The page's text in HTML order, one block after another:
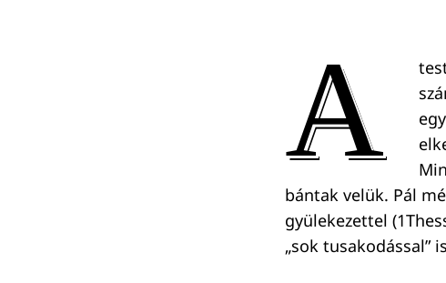
A
bántak velük. Pál
gyülekezettel
„sok tusakodással”